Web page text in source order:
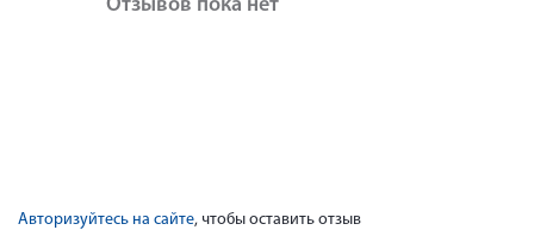
Отзывов пока нет
Авторизуйтесь на сайте, чтобы оставить отзыв